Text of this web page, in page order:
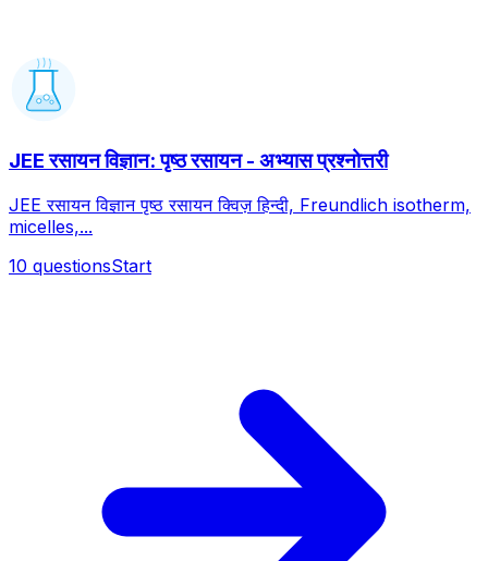
JEE रसायन विज्ञान: पृष्ठ रसायन - अभ्यास प्रश्नोत्तरी
JEE रसायन विज्ञान पृष्ठ रसायन क्विज़ हिन्दी, Freundlich isotherm,
micelles,...
10 questionsStart